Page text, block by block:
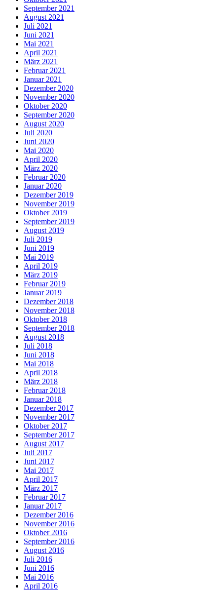
September 2021
August 2021
Juli 2021
Juni 2021
Mai 2021
April 2021
März 2021
Februar 2021
Januar 2021
Dezember 2020
November 2020
Oktober 2020
September 2020
August 2020
Juli 2020
Juni 2020
Mai 2020
April 2020
März 2020
Februar 2020
Januar 2020
Dezember 2019
November 2019
Oktober 2019
September 2019
August 2019
Juli 2019
Juni 2019
Mai 2019
April 2019
März 2019
Februar 2019
Januar 2019
Dezember 2018
November 2018
Oktober 2018
September 2018
August 2018
Juli 2018
Juni 2018
Mai 2018
April 2018
März 2018
Februar 2018
Januar 2018
Dezember 2017
November 2017
Oktober 2017
September 2017
August 2017
Juli 2017
Juni 2017
Mai 2017
April 2017
März 2017
Februar 2017
Januar 2017
Dezember 2016
November 2016
Oktober 2016
September 2016
August 2016
Juli 2016
Juni 2016
Mai 2016
April 2016